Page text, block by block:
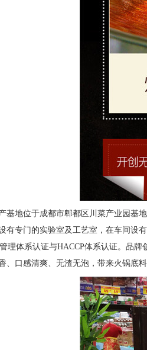
基地位于成都市郫都区川菜产业园基
有专门的实验室及工艺室，在车间设
理体系认证与HACCP体系认证。品
、口感清爽、无渣无泡，带来火锅底料